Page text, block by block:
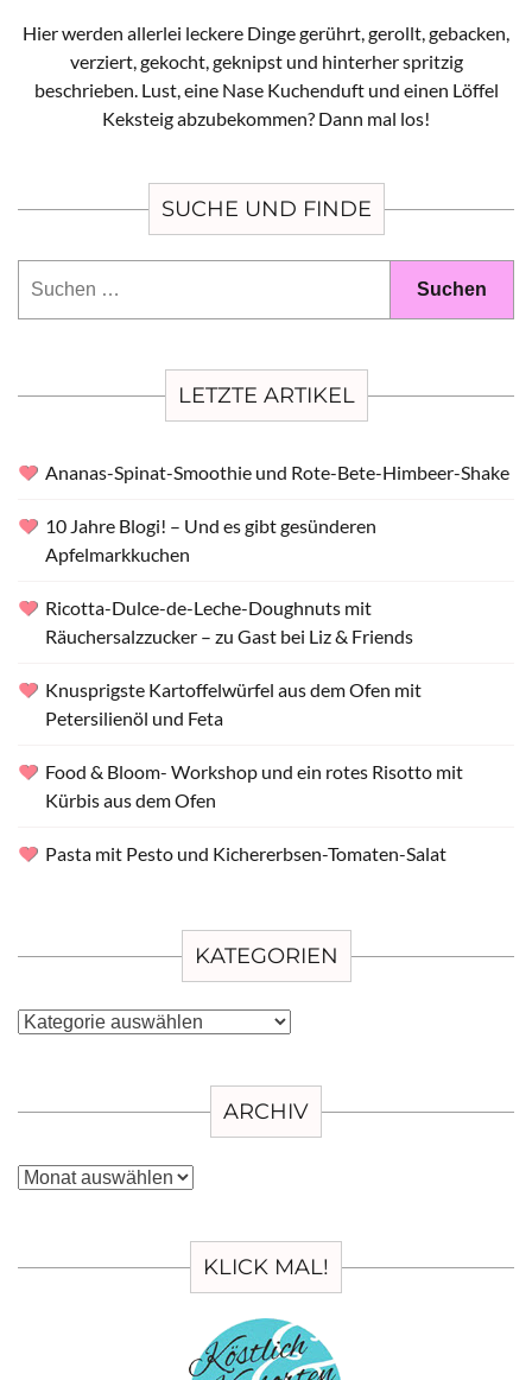
Hier werden allerlei leckere Dinge gerührt, gerollt, gebacken,
verziert, gekocht, geknipst und hinterher spritzig
beschrieben. Lust, eine Nase Kuchenduft und einen Löffel
Keksteig abzubekommen? Dann mal los!
SUCHE UND FINDE
LETZTE ARTIKEL
Ananas-Spinat-Smoothie und Rote-Bete-Himbeer-Shake
10 Jahre Blogi! – Und es gibt gesünderen
Apfelmarkkuchen
Ricotta-Dulce-de-Leche-Doughnuts mit
Räuchersalzzucker – zu Gast bei Liz & Friends
Knusprigste Kartoffelwürfel aus dem Ofen mit
Petersilienöl und Feta
Food & Bloom- Workshop und ein rotes Risotto mit
Kürbis aus dem Ofen
Pasta mit Pesto und Kichererbsen-Tomaten-Salat
KATEGORIEN
Kategorien
ARCHIV
Archiv
KLICK MAL!